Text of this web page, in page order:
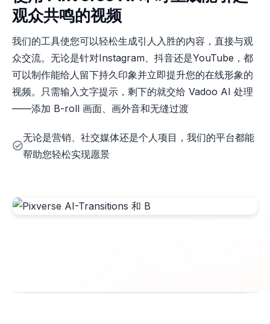
观众共鸣的视频
我们的工具使您可以轻松生成引人入胜的内容，直接与观
众交流。无论是针对Instagram、抖音还是YouTube，都
可以制作能给人留下持久印象并立即提升您的在线形象的
视频。只需输入文字提示，剩下的就交给 Vadoo AI 处理
——添加 B-roll 画面、画外音和无缝过渡
无论是营销、社交媒体还是个人项目，我们的平台都能
帮助您轻松实现愿景